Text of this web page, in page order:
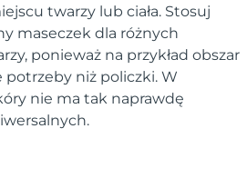
twarzy lub ciała. Stosuj
maseczek dla różnych
ponieważ na przykład obszar
potrzeby niż policzki. W
nie ma tak naprawdę